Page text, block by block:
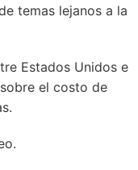
temas lejanos a la
Estados Unidos e
el costo de